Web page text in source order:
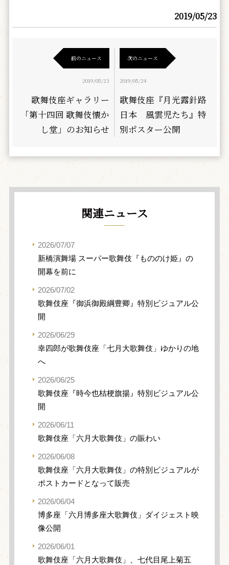
2019/05/23
前のニュース
2019/05/23
歌舞伎座ギャラリー
「第十四回 歌舞伎懐か
し堂」のお知らせ
次のニュース
2019/05/24
歌舞伎座『月光露針路
日本 風雲児たち』特
別ポスター公開
関連ニュース
2026/07/07
新橋演舞場 スーパー歌舞伎『もののけ姫』の
開幕を前に
2026/07/02
歌舞伎座『御浜御殿綱豊卿』特別ビジュアル公
開
2026/06/29
幸四郎が歌舞伎座「七月大歌舞伎」ゆかりの地
へ
2026/06/25
歌舞伎座『時今也桔梗旗揚』特別ビジュアル公
開
2026/06/11
歌舞伎座「六月大歌舞伎」の賑わい
2026/06/08
歌舞伎座「六月大歌舞伎」の特別ビジュアルが
ポストカードとなって販売
2026/06/04
博多座「六月博多座大歌舞伎」ダイジェスト映
像公開
2026/06/01
歌舞伎座「六月大歌舞伎」、七代目尾上菊五